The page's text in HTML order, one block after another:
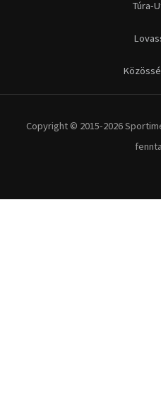
Túra-
Copyright © 2015-2026